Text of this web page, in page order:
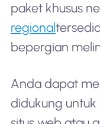
paket khusus
regional
bepergian
Anda dapat
didukung